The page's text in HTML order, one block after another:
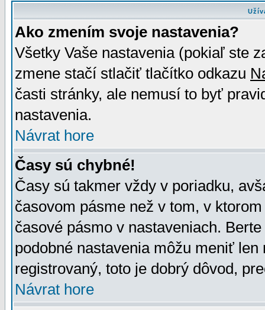
Ako zmením svoje nastavenia?
Všetky Vaše nastavenia (pokiaľ ste
zmene stačí stlačiť tlačítko odkazu
časti stránky, ale nemusí to byť
nastavenia.
Návrat hore
Časy sú chybné!
Časy sú takmer vždy v poriadku,
časovom pásme než v tom, v
časové pásmo v nastaveniach.
podobné nastavenia môžu meniť
registrovaný, toto je dobrý dôvod,
Návrat hore